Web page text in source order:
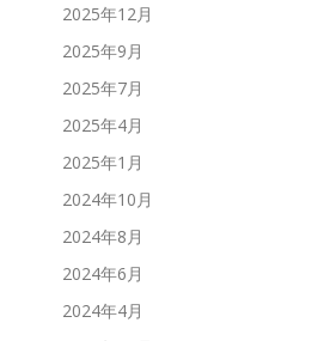
2025年12月
2025年9月
2025年7月
2025年4月
2025年1月
2024年10月
2024年8月
2024年6月
2024年4月